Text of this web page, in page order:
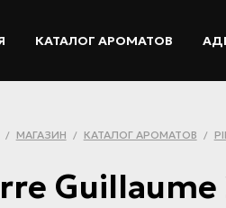
КАТАЛОГ АРОМАТОВ
/ МАГАЗИН / КАТАЛОГ АРОМАТОВ /
Guillaume